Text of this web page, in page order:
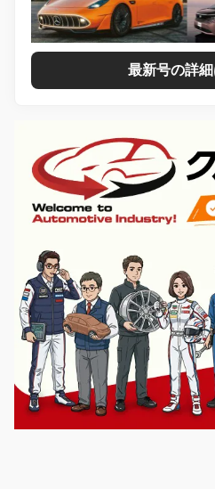
最新号の詳